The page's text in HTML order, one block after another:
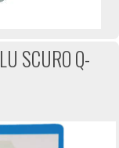
SCURO Q-